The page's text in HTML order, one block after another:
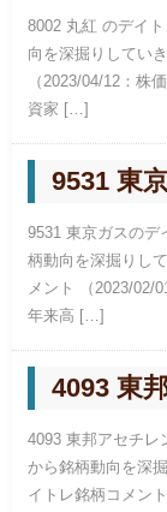
8002 丸紅 のデイ
向を深掘りしてい
（2023/04/12：株
資家 […]
9531 東
9531 東京ガスのデ
柄動向を深掘りし
メント （2023/02/
年来高 […]
4093 東
4093 東邦アセチレ
から銘柄動向を深
イトレ銘柄コメン